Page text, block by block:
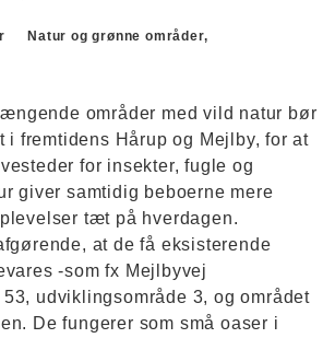
Natur og grønne områder,
områder med vild natur bør
i fremtidens Hårup og Mejlby, for at
for insekter, fugle og
giver samtidig beboerne mere
tæt på hverdagen.
at de få eksisterende
-som fx Mejlbyvej
udviklingsområde 3, og området
De fungerer som små oaser i